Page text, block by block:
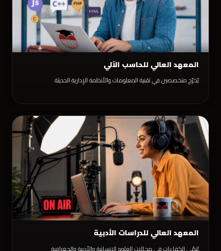
المعهد العالي للحاسب الآلي
يُخرّج متخصصين في تقنية المعلومات والأنظمة الإدارية الحديثة
المعهد العالي للدراسات الأدبية
يُنمّي الكفاءات في مجالات العلوم الإنسانية والأدبية والجغرافية